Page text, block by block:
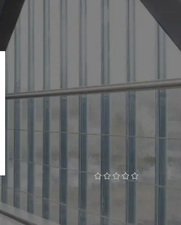
סנן
סבון לניקוי משטחי אבן